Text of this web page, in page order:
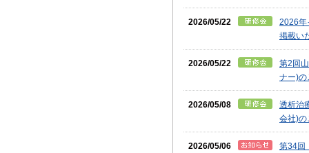
2026/05/22
2026年
掲載い
2026/05/22
第2回
ナー)の
2026/05/08
透析治
会社)の
2026/05/06
第34回